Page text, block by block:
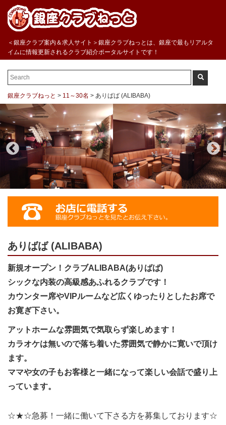
＜銀座クラブ案内＆求人サイト＞銀座クラブねっとは、銀座で最もリアルタ
イムに情報更新されるクラブ紹介ポータルサイトです！
銀座クラブねっと > 11～30名 > ありばば (ALIBABA)
ありばば (ALIBABA)
新規オープン！クラブALIBABA(ありばば)
シックな内装の高級感あふれるクラブです！
カウンター席やVIPルームなど広くゆったりとしたお席で
お寛ぎ下さい。
アットホームな雰囲気で気取らず楽しめます！
カラオケは無いので落ち着いた雰囲気で静かに寛いで頂け
ます。
ママや女の子もお客様と一緒になって楽しい会話で盛り上
っています。
☆★☆急募！一緒に働いて下さる方を募集しております☆